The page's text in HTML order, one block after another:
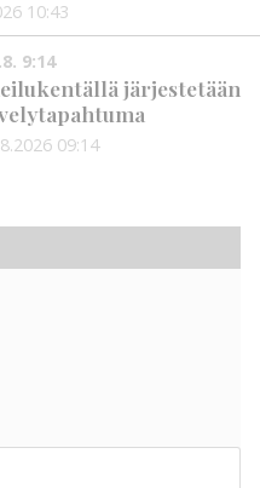
10:43
9:14
järjestetään
09:14